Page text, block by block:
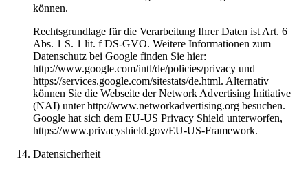
können.
Rechtsgrundlage für die Verarbeitung Ihrer Daten ist Art. 6
Abs. 1 S. 1 lit. f DS-GVO. Weitere Informationen zum
Datenschutz bei Google finden Sie hier:
http://www.google.com/intl/de/policies/privacy und
https://services.google.com/sitestats/de.html. Alternativ
können Sie die Webseite der Network Advertising Initiative
(NAI) unter http://www.networkadvertising.org besuchen.
Google hat sich dem EU-US Privacy Shield unterworfen,
https://www.privacyshield.gov/EU-US-Framework.
Datensicherheit